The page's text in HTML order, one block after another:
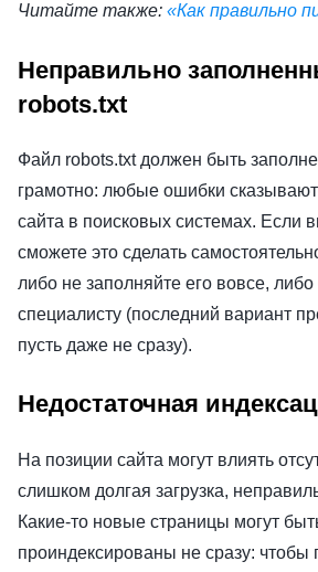
Читайте также: «Как правильно
Неправильно
robots.txt
Файл robots.txt должен быть
грамотно: любые ошибки
сайта в поисковых системах. Если
сможете это сделать
либо не заполняйте его вовсе, либо
специалисту (последний вариант
пусть даже не сразу).
Недостаточная
На позиции сайта могут влиять
слишком долгая загрузка,
Какие-то новые страницы могут
проиндексированы не сразу: чтобы